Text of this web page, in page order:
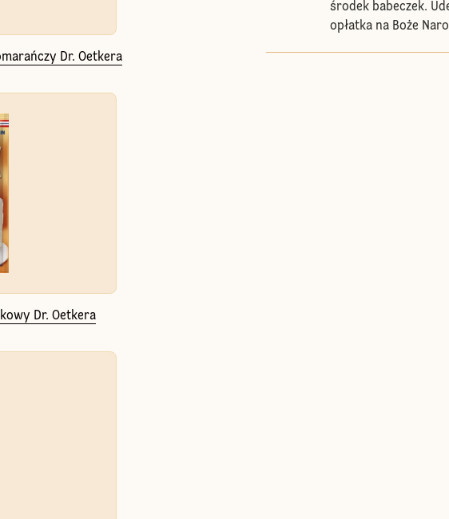
Dr. Oetkera
Dr. Oetkera
środek babeczek.
opłatka na Boże